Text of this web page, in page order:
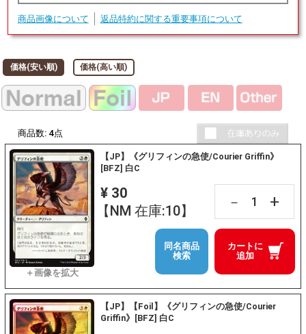
商品画像について 返品特約に関する重要事項について
価格(安い順) 価格(高い順)
商品数: 4点
【JP】《グリフィンの急使/Courier Griffin》
[BFZ] 白C
¥ 30
【NM 在庫:10】
－ +
カートに
追加
同名商品
検索
【JP】【Foil】《グリフィンの急使/Courier
Griffin》[BFZ] 白C